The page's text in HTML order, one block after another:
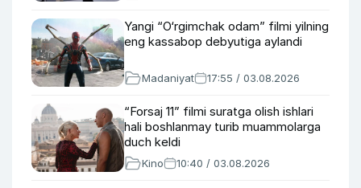
Yangi “O‘rgimchak odam” filmi yilning
eng kassabop debyutiga aylandi
Madaniyat 17:55 / 03.08.2026
“Forsaj 11” filmi suratga olish ishlari
hali boshlanmay turib muammolarga
duch keldi
Kino 10:40 / 03.08.2026